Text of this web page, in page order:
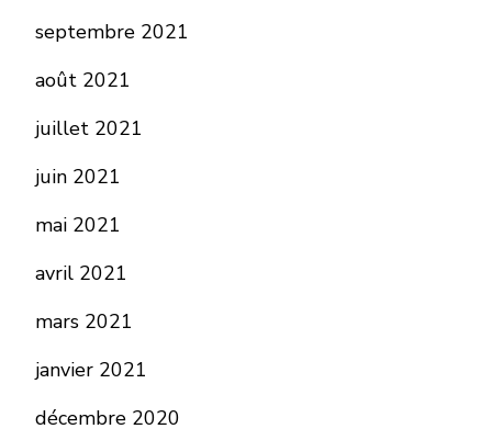
septembre 2021
août 2021
juillet 2021
juin 2021
mai 2021
avril 2021
mars 2021
janvier 2021
décembre 2020